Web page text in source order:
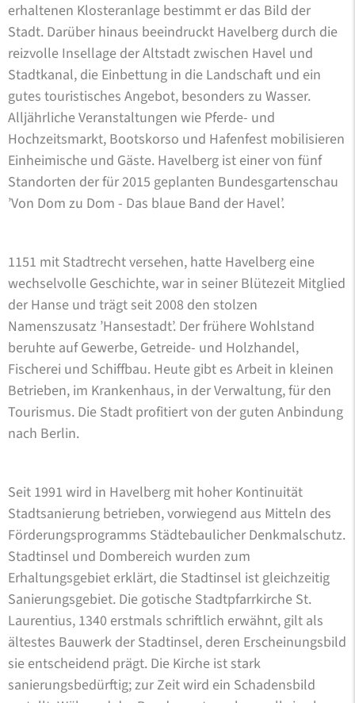
erhaltenen Klosteranlage bestimmt er das Bild der
Stadt. Darüber hinaus beeindruckt Havelberg durch die
reizvolle Insellage der Altstadt zwischen Havel und
Stadtkanal, die Einbettung in die Landschaft und ein
gutes touristisches Angebot, besonders zu Wasser.
Alljährliche Veranstaltungen wie Pferde- und
Hochzeitsmarkt, Bootskorso und Hafenfest mobilisieren
Einheimische und Gäste. Havelberg ist einer von fünf
Standorten der für 2015 geplanten Bundesgartenschau
’Von Dom zu Dom - Das blaue Band der Havel’.
1151 mit Stadtrecht versehen, hatte Havelberg eine
wechselvolle Geschichte, war in seiner Blütezeit Mitglied
der Hanse und trägt seit 2008 den stolzen
Namenszusatz ’Hansestadt’. Der frühere Wohlstand
beruhte auf Gewerbe, Getreide- und Holzhandel,
Fischerei und Schiffbau. Heute gibt es Arbeit in kleinen
Betrieben, im Krankenhaus, in der Verwaltung, für den
Tourismus. Die Stadt profitiert von der guten Anbindung
nach Berlin.
Seit 1991 wird in Havelberg mit hoher Kontinuität
Stadtsanierung betrieben, vorwiegend aus Mitteln des
Förderungsprogramms Städtebaulicher Denkmalschutz.
Stadtinsel und Dombereich wurden zum
Erhaltungsgebiet erklärt, die Stadtinsel ist gleichzeitig
Sanierungsgebiet. Die gotische Stadtpfarrkirche St.
Laurentius, 1340 erstmals schriftlich erwähnt, gilt als
ältestes Bauwerk der Stadtinsel, deren Erscheinungsbild
sie entscheidend prägt. Die Kirche ist stark
sanierungsbedürftig; zur Zeit wird ein Schadensbild